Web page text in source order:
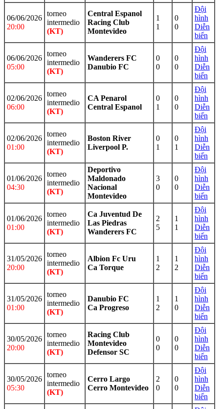
06/06/2026
20:00
torneo
intermedio
(KT)
Central Espanol
Racing Club
Montevideo
1
1
0
0
Đội
hình
Diễn
biến
06/06/2026
05:00
torneo
intermedio
(KT)
Wanderers FC
Danubio FC
0
0
0
0
Đội
hình
Diễn
biến
02/06/2026
06:00
torneo
intermedio
(KT)
CA Penarol
Central Espanol
0
1
0
0
Đội
hình
Diễn
biến
02/06/2026
01:00
torneo
intermedio
(KT)
Boston River
Liverpool P.
0
1
0
1
Đội
hình
Diễn
biến
01/06/2026
04:30
torneo
intermedio
(KT)
Deportivo
Maldonado
Nacional
Montevideo
3
0
0
0
Đội
hình
Diễn
biến
01/06/2026
01:00
torneo
intermedio
(KT)
Ca Juventud De
Las Piedras
Wanderers FC
2
5
1
1
Đội
hình
Diễn
biến
31/05/2026
20:00
torneo
intermedio
(KT)
Albion Fc Uru
Ca Torque
1
2
1
2
Đội
hình
Diễn
biến
31/05/2026
01:00
torneo
intermedio
(KT)
Danubio FC
Ca Progreso
1
2
1
0
Đội
hình
Diễn
biến
30/05/2026
20:00
torneo
intermedio
(KT)
Racing Club
Montevideo
Defensor SC
0
0
0
0
Đội
hình
Diễn
biến
30/05/2026
05:30
torneo
intermedio
(KT)
Cerro Largo
Cerro Montevideo
2
0
0
0
Đội
hình
Diễn
biến